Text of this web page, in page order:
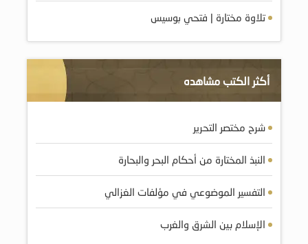
تلاوة مختارة | فتحي بوسيس
أكثر الكتب مشاهده
شرح مختصر التحرير
النبذ المختارة من أحكام البحر والبحارة
التفسير الموضوعي في مؤلفات الغزالي
الإسلام بين الشرق والغرب